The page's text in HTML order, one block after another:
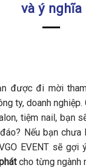
và ý nghĩa
được đi mời
ty, doanh nghiệp.
tiệm nail, bạn
Nếu bạn
EVENT sẽ gợi
cho từng ngành